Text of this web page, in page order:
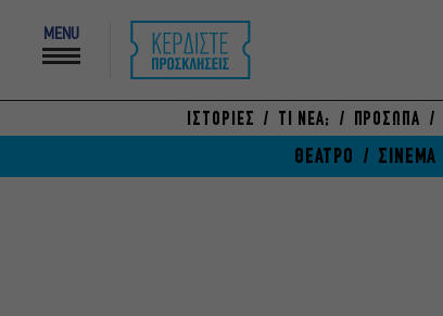
MENU
ΙΣΤΟΡΙΕΣ ΤΙ ΝΕΑ; ΠΡΟΣΩΠΑ
ΘΕΑΤΡΟ ΣΙΝΕΜΑ